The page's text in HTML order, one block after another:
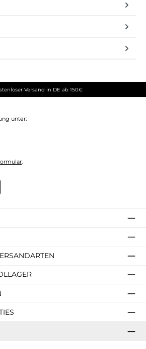
Versand in DE ab 150€
unter:
.